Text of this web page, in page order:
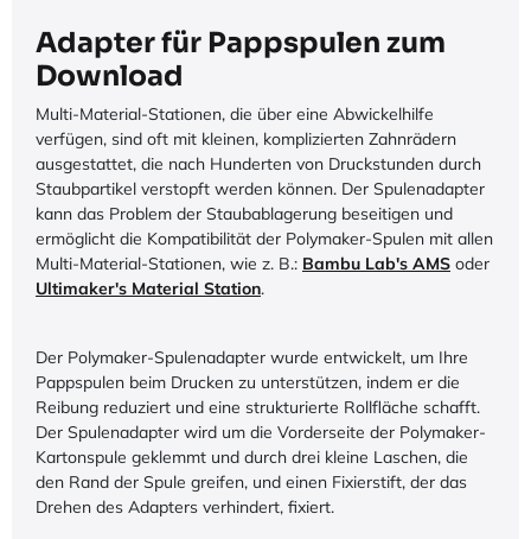
Adapter für Pappspulen zum
Download
Multi-Material-Stationen, die über eine Abwickelhilfe
verfügen, sind oft mit kleinen, komplizierten Zahnrädern
ausgestattet, die nach Hunderten von Druckstunden durch
Staubpartikel verstopft werden können. Der Spulenadapter
kann das Problem der Staubablagerung beseitigen und
ermöglicht die Kompatibilität der Polymaker-Spulen mit allen
Multi-Material-Stationen, wie z. B.: Bambu Lab's AMS oder
Ultimaker's Material Station.
Der Polymaker-Spulenadapter wurde entwickelt, um Ihre
Pappspulen beim Drucken zu unterstützen, indem er die
Reibung reduziert und eine strukturierte Rollfläche schafft.
Der Spulenadapter wird um die Vorderseite der Polymaker-
Kartonspule geklemmt und durch drei kleine Laschen, die
den Rand der Spule greifen, und einen Fixierstift, der das
Drehen des Adapters verhindert, fixiert.